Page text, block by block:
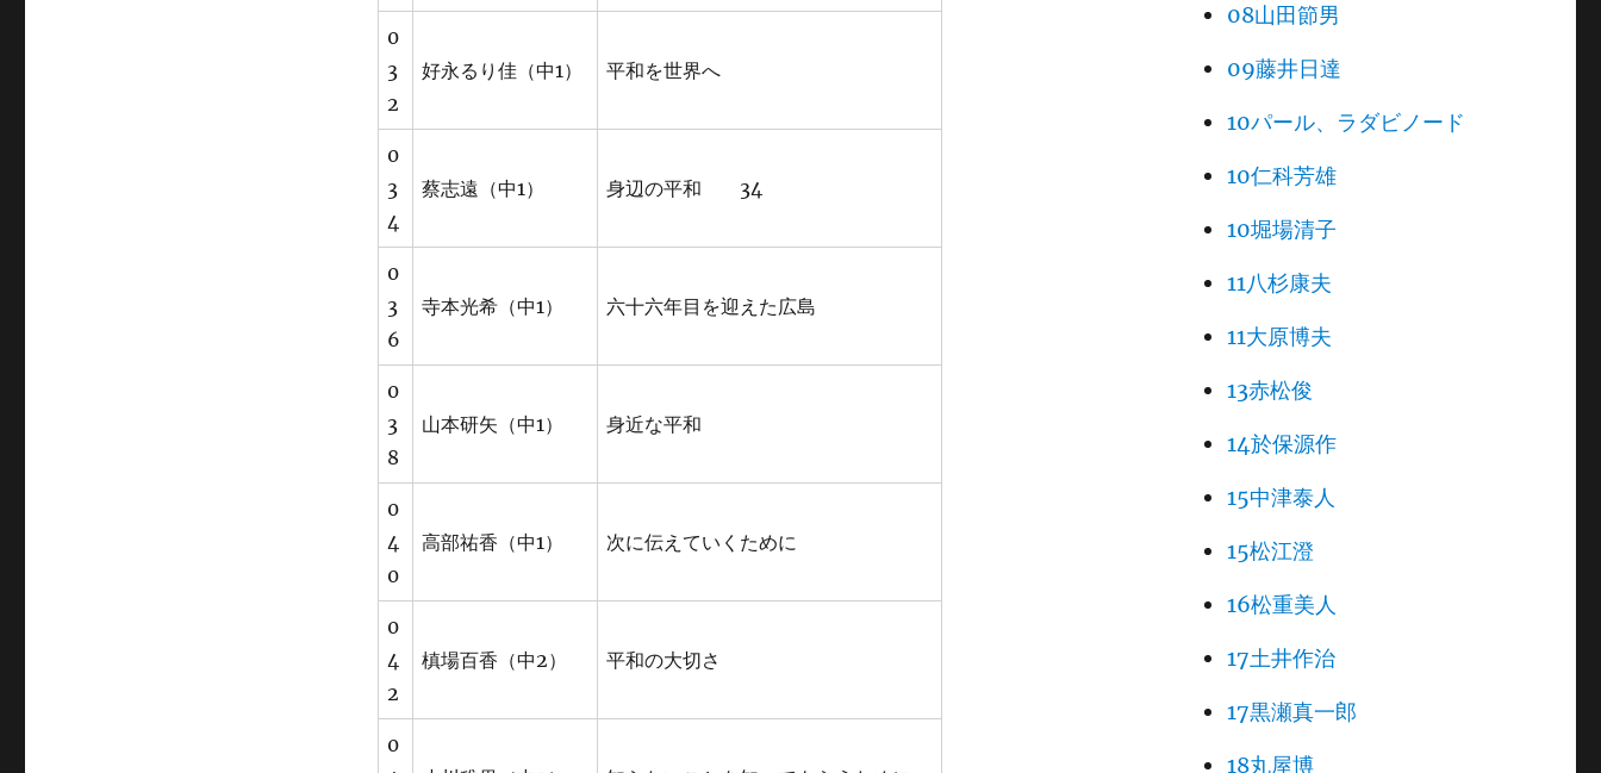
0
3
2
好永るり佳（中1） 平和を世界へ
0
3
4
蔡志遠（中1） 身辺の平和 34
0
3
6
寺本光希（中1） 六十六年目を迎えた広島
0
3
8
山本研矢（中1） 身近な平和
0
4
0
高部祐香（中1） 次に伝えていくために
0
4
2
槙場百香（中2） 平和の大切さ
0
08山田節男
09藤井日達
10パール、ラダビノード
10仁科芳雄
10堀場清子
11八杉康夫
11大原博夫
13赤松俊
14於保源作
15中津泰人
15松江澄
16松重美人
17土井作治
17黒瀬真一郎
18丸屋博